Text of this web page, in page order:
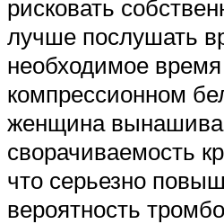
рисковать
лучше послушать
необходимое
компрессионном
женщина
сворачиваемость
что серьезно
вероятность